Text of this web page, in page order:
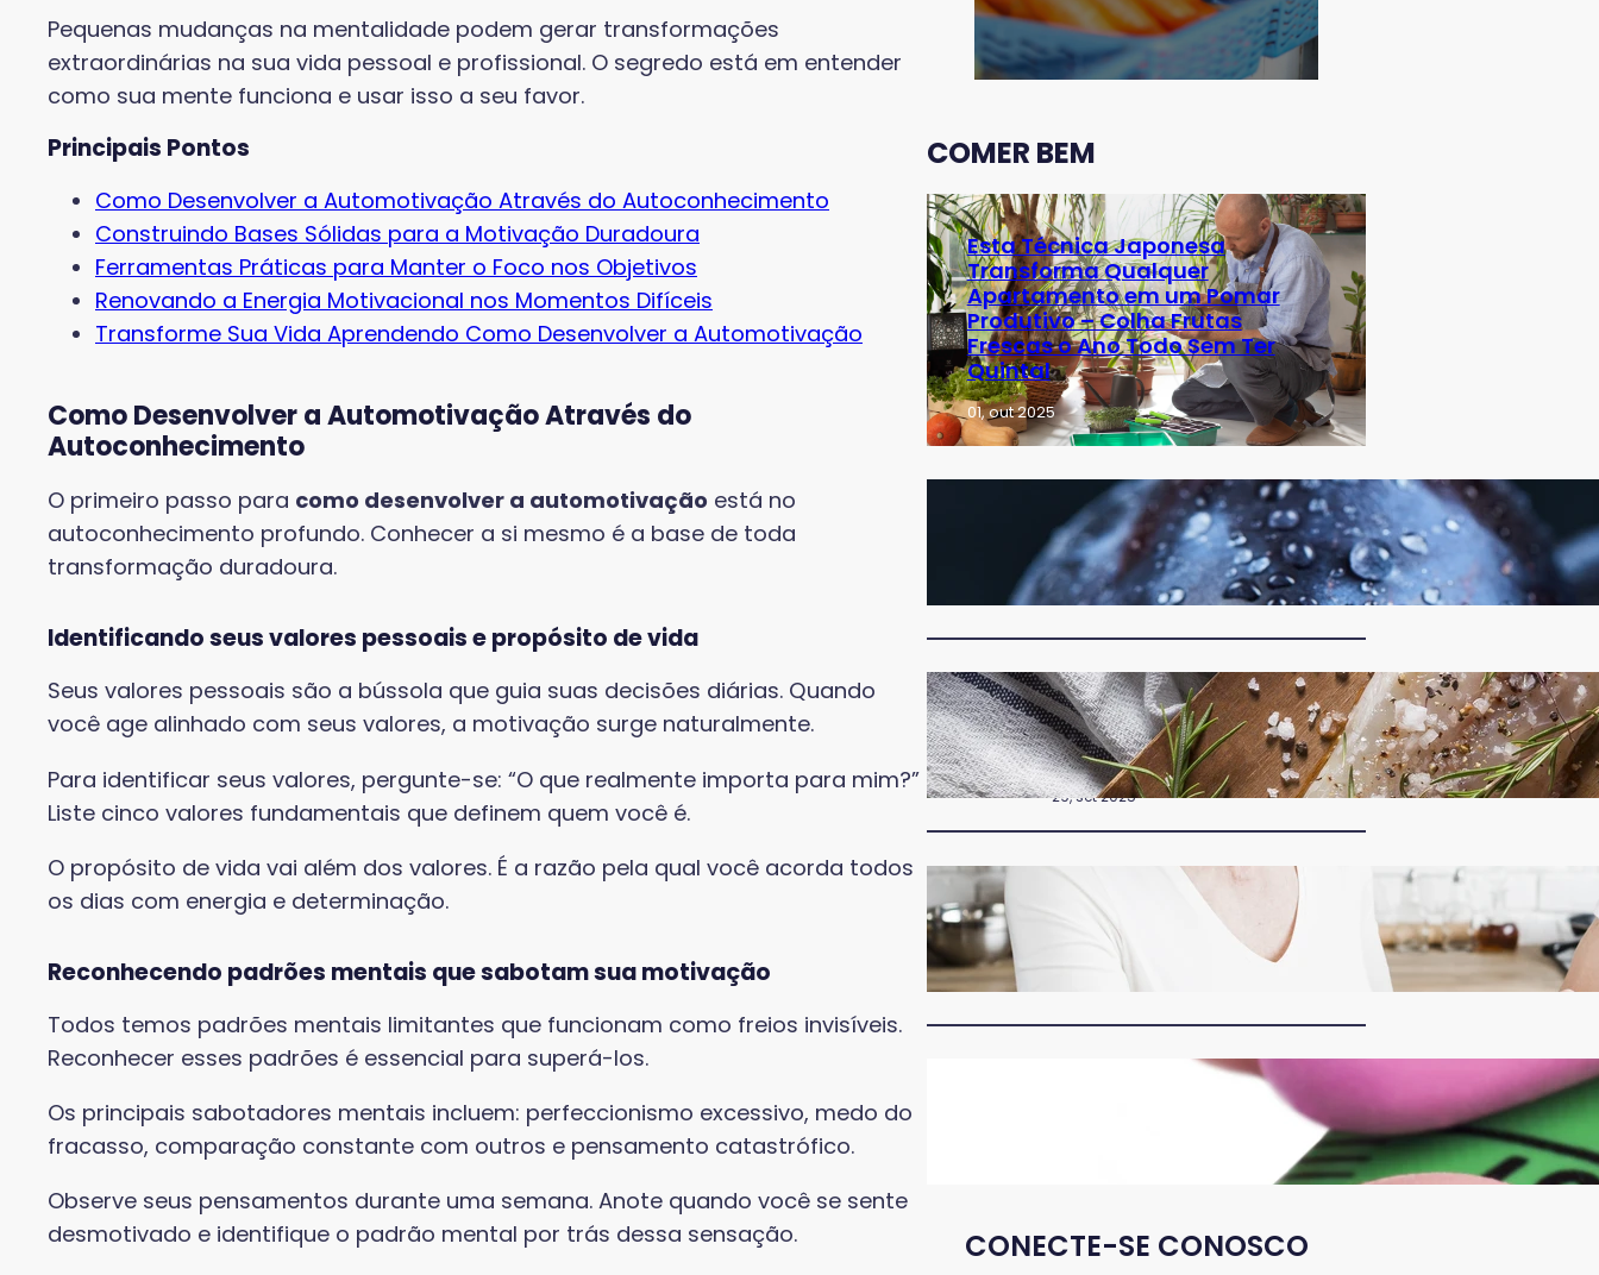
Pequenas mudanças na mentalidade podem gerar transformações
extraordinárias na sua vida pessoal e profissional. O segredo está em entender
como sua mente funciona e usar isso a seu favor.
Principais Pontos
Como Desenvolver a Automotivação Através do Autoconhecimento
Construindo Bases Sólidas para a Motivação Duradoura
Ferramentas Práticas para Manter o Foco nos Objetivos
Renovando a Energia Motivacional nos Momentos Difíceis
Transforme Sua Vida Aprendendo Como Desenvolver a Automotivação
Como Desenvolver a Automotivação Através do
Autoconhecimento
O primeiro passo para como desenvolver a automotivação está no
autoconhecimento profundo. Conhecer a si mesmo é a base de toda
transformação duradoura.
Identificando seus valores pessoais e propósito de vida
Seus valores pessoais são a bússola que guia suas decisões diárias. Quando
você age alinhado com seus valores, a motivação surge naturalmente.
Para identificar seus valores, pergunte-se: “O que realmente importa para mim?”
Liste cinco valores fundamentais que definem quem você é.
O propósito de vida vai além dos valores. É a razão pela qual você acorda todos
os dias com energia e determinação.
Reconhecendo padrões mentais que sabotam sua motivação
Todos temos padrões mentais limitantes que funcionam como freios invisíveis.
Reconhecer esses padrões é essencial para superá-los.
Os principais sabotadores mentais incluem: perfeccionismo excessivo, medo do
fracasso, comparação constante com outros e pensamento catastrófico.
Observe seus pensamentos durante uma semana. Anote quando você se sente
desmotivado e identifique o padrão mental por trás dessa sensação.
COMER BEM
Esta Técnica Japonesa
Transforma Qualquer
Apartamento em um Pomar
Produtivo – Colha Frutas
Frescas o Ano Todo Sem Ter
Quintal
01, out 2025
A Fruta Roxa que os Médicos
Recomendam para Quem Sofre
com Intestino Preso, Inflamação e
Quer Prevenir Diabetes
29, set 2025
O Peixe Mediterrâneo que Reduz
Inflamação em 30 Dias, Fortalece o
Coração e Turbina a Imunidade
(Mas Quase Ninguém no Brasil
Conhece)
29, set 2025
Alimentação para envelhecimento
saudável: 7 segredos
01, set 2025
Obesidade: Por Que Medicamentos
Não Devem Ser Manipulados
CONECTE-SE CONOSCO